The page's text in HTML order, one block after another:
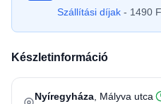
Szállítási díjak - 1490
Készletinformáció
Nyíregyháza , Mályva utca